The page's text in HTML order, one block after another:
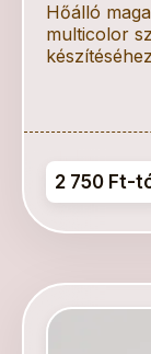
Hőálló
multicolor
2 750 Ft-